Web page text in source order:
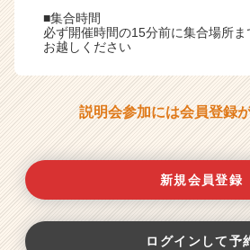
■集合時間
必ず開催時間の15分前に集合場所ま
お越しください
説明会参加には会員登録
新規会員登録
ログインして予